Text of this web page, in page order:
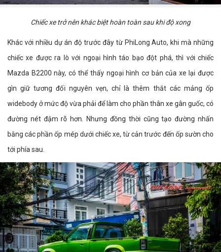
Chiếc xe trở nên khác biệt hoàn toàn sau khi độ xong
Khác với nhiều dự án độ trước đây từ PhiLong Auto, khi mà những
chiếc xe được ra lò với ngoại hình táo bạo đột phá, thì với chiếc
Mazda B2200 này, có thể thấy ngoại hình cơ bản của xe lại được
gìn giữ tương đối nguyên vẹn, chỉ là thêm thắt các mảng ốp
widebody ở mức độ vừa phải để làm cho phần thân xe gân guốc, có
đường nét đậm rõ hơn. Nhưng đồng thời cũng tạo đường nhấn
bằng các phần ốp mép dưới chiếc xe, từ cản trước đến ốp sườn cho
tới phía sau.